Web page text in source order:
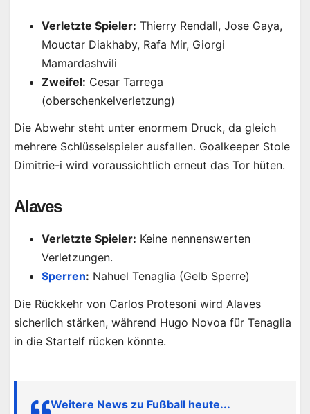
Verletzte Spieler: Thierry Rendall, Jose Gaya,
Mouctar Diakhaby, Rafa Mir, Giorgi
Mamardashvili
Zweifel: Cesar Tarrega
(oberschenkelverletzung)
Die Abwehr steht unter enormem Druck, da gleich
mehrere Schlüsselspieler ausfallen. Goalkeeper Stole
Dimitrie-i wird voraussichtlich erneut das Tor hüten.
Alaves
Verletzte Spieler: Keine nennenswerten
Verletzungen.
Sperren: Nahuel Tenaglia (Gelb Sperre)
Die Rückkehr von Carlos Protesoni wird Alaves
sicherlich stärken, während Hugo Novoa für Tenaglia
in die Startelf rücken könnte.
Weitere News zu Fußball heute...